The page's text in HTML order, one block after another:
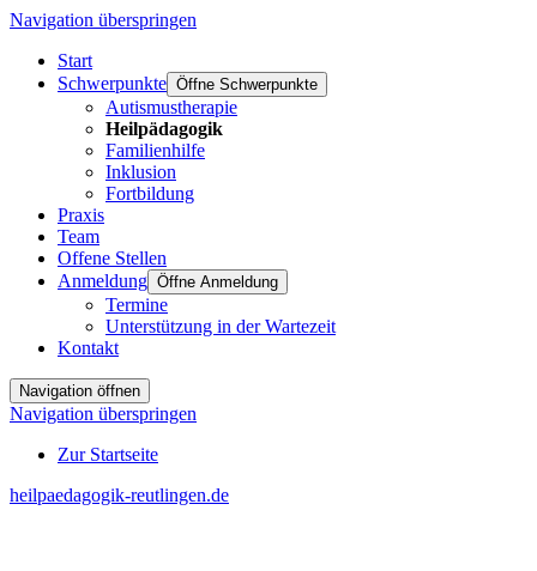
Navigation überspringen
Start
Schwerpunkte Öffne Schwerpunkte
Autismustherapie
Heilpädagogik
Familienhilfe
Inklusion
Fortbildung
Praxis
Team
Offene Stellen
Anmeldung Öffne Anmeldung
Termine
Unterstützung in der Wartezeit
Kontakt
Navigation öffnen
Navigation überspringen
Zur Startseite
heilpaedagogik-reutlingen.de